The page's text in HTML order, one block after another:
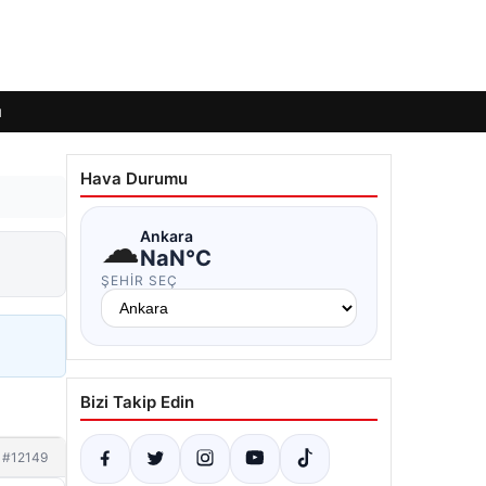
#12149
Hava Durumu
☁Ankara
NaN°C
ŞEHIR SEÇ
Bizi Takip Edin